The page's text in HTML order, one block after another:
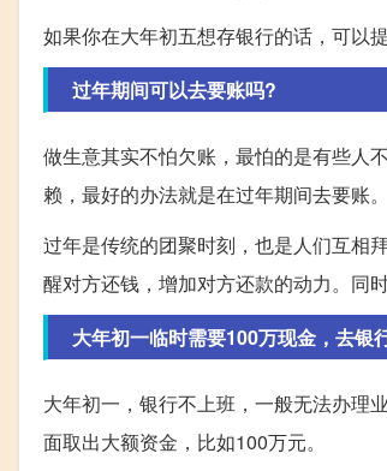
如果你在大年初五想存银行的话，可以
过年期间可以去要账吗?
做生意其实不怕欠账，最怕的是有些人
赖，最好的办法就是在过年期间去要账。
过年是传统的团聚时刻，也是人们互相
醒对方还钱，增加对方还款的动力。同
大年初一临时需要100万现金，去银
大年初一，银行不上班，一般无法办理
面取出大额资金，比如100万元。